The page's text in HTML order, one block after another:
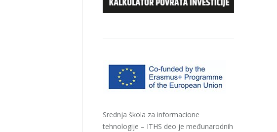
Srednja škola za informacione
tehnologije – ITHS deo je međunarodnih